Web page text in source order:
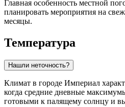
Главная особенность местной
планировать мероприятия на
месяцы.
Температура
Нашли неточность?
Климат в городе Империал
когда средние дневные
готовыми к палящему солнцу и